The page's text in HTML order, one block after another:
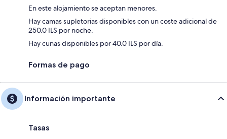
En este alojamiento se aceptan menores.
Hay camas supletorias disponibles con un coste adicional de
250.0 ILS por noche.
Hay cunas disponibles por 40.0 ILS por día.
Formas de pago
Información importante
Tasas